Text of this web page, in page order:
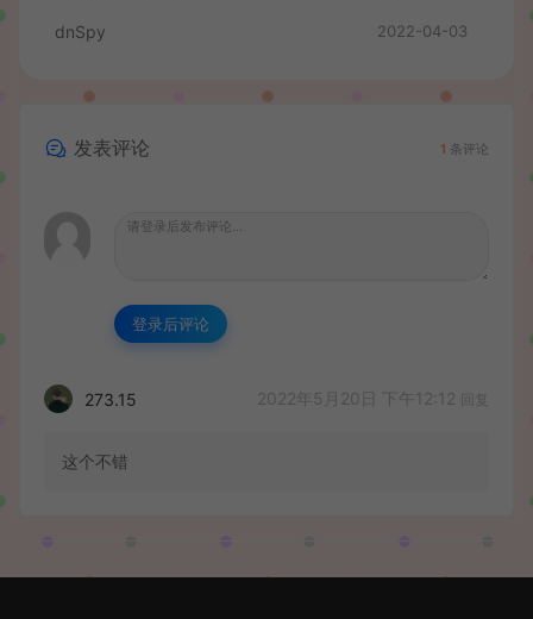
dnSpy 2022-04-03
发表评论 1 条评论
登录后评论
273.15 2022年5月20日 下午12:12 回复
这个不错